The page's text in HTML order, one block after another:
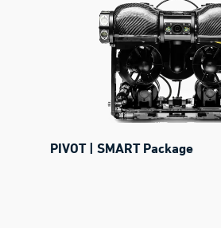
PIVOT | SMART Package